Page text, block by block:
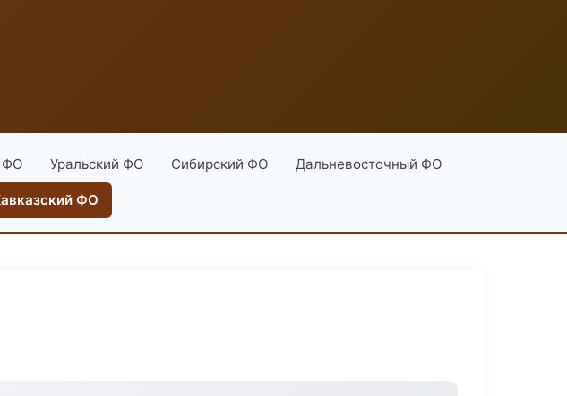
ФО Уральский ФО Сибирский ФО Дальневосточный ФО
ФО